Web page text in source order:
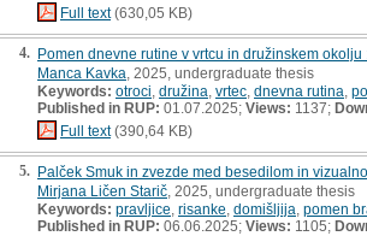
Full text(630,05 KB)
4. Pomen dnevne rutine v vrtcu in družinskem
Manca Kavka , 2025, undergraduate thesis
Keywords: otroci družina vrtec dnevna rutina
Published in RUP: 01.07.2025; Views: 1137;
Full text(390,64 KB)
5. Palček Smuk in zvezde med besedilom in
Mirjana Ličen Starič , 2025, undergraduate thesis
Keywords: pravljice risanke domišljija pomen
Published in RUP: 06.06.2025; Views: 1105;